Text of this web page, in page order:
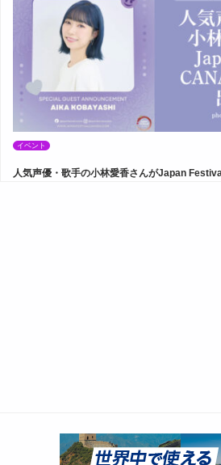
イベント
人気声優・歌手の小林愛香さんがJapan